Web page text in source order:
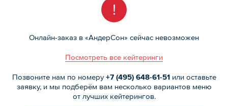
!
Онлайн-заказ в «АндерСон» сейчас невозможен
Посмотреть все кейтеринги
Позвоните нам по номеру+7 (495) 648-61-51или оставьте
заявку, и мы подберём вам несколько вариантов меню
от лучших кейтерингов.